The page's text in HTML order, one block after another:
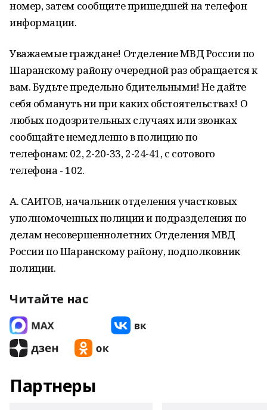
номер, затем сообщите пришедшей на телефон
информации.
Уважаемые граждане! Отделение МВД России по
Шаранскому району очередной раз обращается к
вам. Будьте предельно бдительными! Не дайте
себя обмануть ни при каких обстоятельствах! О
любых подозрительных случаях или звонках
сообщайте немедленно в полицию по
телефонам: 02, 2-20-33, 2-24-41, с сотового
телефона - 102.
А. САИТОВ, начальник отделения участковых
уполномоченных полиции и подразделения по
делам несовершеннолетних Отделения МВД
России по Шаранскому району, подполковник
полиции.
Читайте нас
Партнеры